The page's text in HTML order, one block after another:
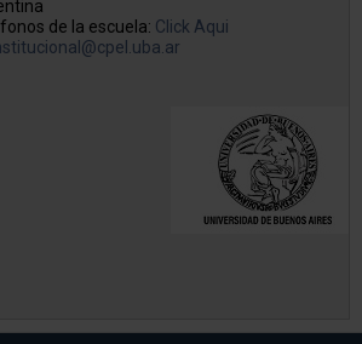
de la escuela: Click Aqui